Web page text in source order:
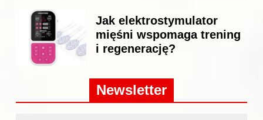
Jak elektrostymulator
mięśni wspomaga trening
i regenerację?
Newsletter